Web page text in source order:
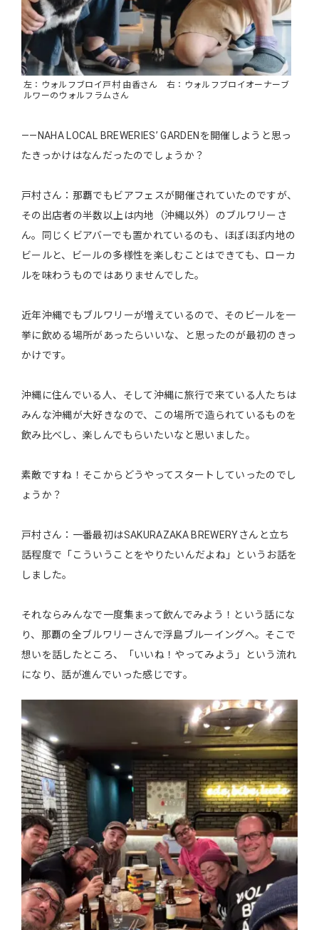
左：ウォルフブロイ戸村 由香さん 右：ウォルフブロイオーナーブ
ルワーのウォルフラムさん
――ΝAHA LOCAL BREWERIES’ GARDENを開催しようと思っ
たきっかけはなんだったのでしょうか？
戸村さん：那覇でもビアフェスが開催されていたのですが、
その出店者の半数以上は内地（沖縄以外）のブルワリーさ
ん。同じくビアバーでも置かれているのも、ほぼほぼ内地の
ビールと、ビールの多様性を楽しむことはできても、ローカ
ルを味わうものではありませんでした。
近年沖縄でもブルワリーが増えているので、そのビールを一
挙に飲める場所があったらいいな、と思ったのが最初のきっ
かけです。
沖縄に住んでいる人、そして沖縄に旅行で来ている人たちは
みんな沖縄が大好きなので、この場所で造られているものを
飲み比べし、楽しんでもらいたいなと思いました。
素敵ですね！そこからどうやってスタートしていったのでし
ょうか？
戸村さん：一番最初はSAKURAZAKA BREWERYさんと立ち
話程度で「こういうことをやりたいんだよね」というお話を
しました。
それならみんなで一度集まって飲んでみよう！という話にな
り、那覇の全ブルワリーさんで浮島ブルーイングへ。そこで
想いを話したところ、「いいね！やってみよう」という流れ
になり、話が進んでいった感じです。